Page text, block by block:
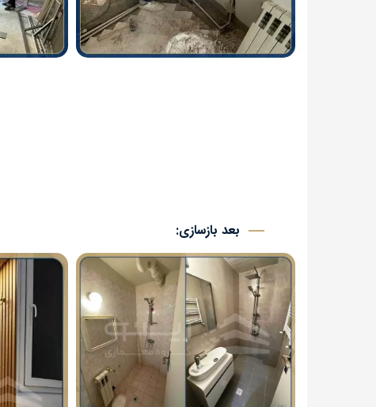
بعد بازسازی: